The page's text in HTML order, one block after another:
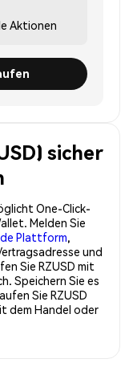
Aktionen
sicher
One-Click-
Melden Sie
Plattform,
und
Sie RZUSD mit
Speichern Sie es
Sie RZUSD
dem Handel oder